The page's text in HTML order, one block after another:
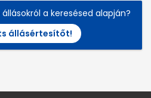
a keresésed alapján?
állásértesítőt!